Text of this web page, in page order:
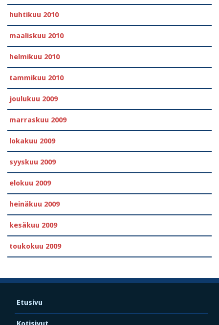
huhtikuu 2010
maaliskuu 2010
helmikuu 2010
tammikuu 2010
joulukuu 2009
marraskuu 2009
lokakuu 2009
syyskuu 2009
elokuu 2009
heinäkuu 2009
kesäkuu 2009
toukokuu 2009
Etusivu